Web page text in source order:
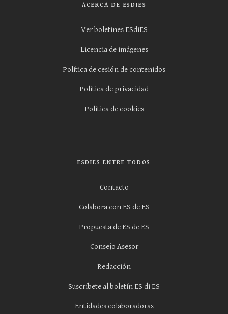
ACERCA DE ESDIES
Ver boletines ESdiES
Licencia de imágenes
Política de cesión de contenidos
Política de privacidad
Política de cookies
ESDIES ENTRE TODOS
Contacto
Colabora con ES de ES
Propuesta de ES de ES
Consejo Asesor
Redacción
Suscríbete al boletín ES di ES
Entidades colaboradoras